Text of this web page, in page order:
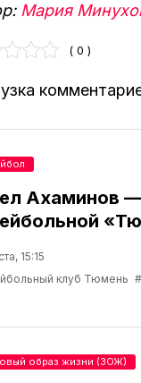
Мария
( 0 )
Ахаминов
15:15
клуб Тюмень
образ жизни (ЗОЖ)